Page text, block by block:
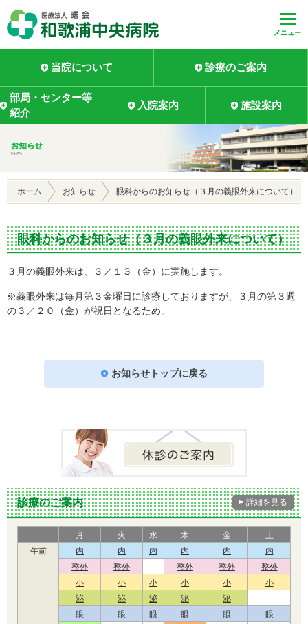
メニュー
当院について 診療のご案内
部局・センター等
紹介
入院案内 施設案内
ホーム お知らせ 眼科からのお知らせ（３月の義眼外来について）
眼科からのお知らせ（３月の義眼外来について）
３月の義眼外来は、３／１３（金）に実施します。
※義眼外来は毎月第３金曜日に診療しておりますが、３月の第３週
の３／２０（金）が祝日となるため。
お知らせトップに戻る
診療のご案内 詳細を見る
月 火 水 木 金
土
午前
内 内 内 内 内
内
整外
整外 整外 整外
整外
小
小 小 小 小
小
泌
泌 泌 泌
泌
眼
眼 眼 眼 眼
眼